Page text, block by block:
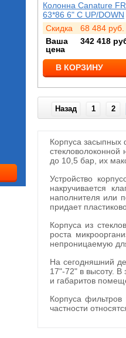
Колонна Canature
63*86 6" C UP/DOWN
Скидка
68 484 руб.
Ваша
цена
342 418
В КОРЗИНУ
Назад 1 2
Корпуса засыпных
до 10,5 бар, их
Устройство
накручивается
наполнителя или
придает
Корпуса из
роста
непроницаемую
На сегодняшний
17"-72" в высоту. В
и габаритов
Корпуса
частности